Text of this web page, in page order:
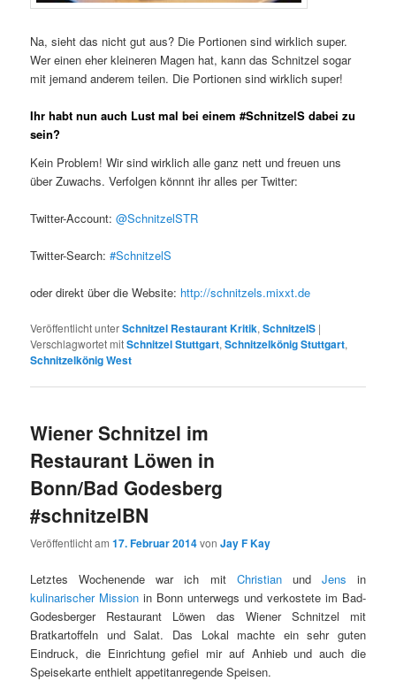
Na, sieht das nicht gut aus? Die Portionen sind wirklich super.
Wer einen eher kleineren Magen hat, kann das Schnitzel sogar
mit jemand anderem teilen. Die Portionen sind wirklich super!
Ihr habt nun auch Lust mal bei einem #SchnitzelS dabei zu
sein?
Kein Problem! Wir sind wirklich alle ganz nett und freuen uns
über Zuwachs. Verfolgen könnnt ihr alles per Twitter:
Twitter-Account:@SchnitzelSTR
Twitter-Search:#SchnitzelS
oder direkt über die Website: http://schnitzels.mixxt.de
Veröffentlicht unterSchnitzel Restaurant Kritik,SchnitzelS |
Verschlagwortet mitSchnitzel Stuttgart,Schnitzelkönig Stuttgart,
Schnitzelkönig West
Wiener Schnitzel im
Restaurant Löwen in
Bonn/Bad Godesberg
#schnitzelBN
Veröffentlicht am17. Februar 2014vonJay F Kay
Letztes Wochenende war ich mit Christianund Jens in
kulinarischer Mission in Bonn unterwegs und verkostete im Bad-
Godesberger Restaurant Löwen das Wiener Schnitzel mit
Bratkartoffeln und Salat. Das Lokal machte ein sehr guten
Eindruck, die Einrichtung gefiel mir auf Anhieb und auch die
Speisekarte enthielt appetitanregende Speisen.